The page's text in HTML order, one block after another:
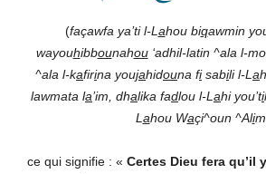
(façawfa ya’ti l-L ahou biqawmin
wayouhibbounahou‘adhil-latin ^ala l-
^ala l-kafirina youjahidouna fisabili l-L a
lawmata la’im, dhalika fadlou l-L ahi you’ti
L ahou Waçi^oun ^Alim
ce qui signifie : « Certes Dieu fera qu’il